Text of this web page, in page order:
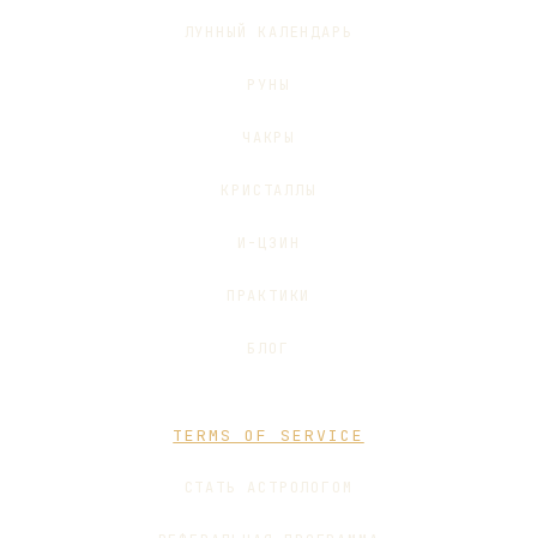
ЛУННЫЙ КАЛЕНДАРЬ
РУНЫ
ЧАКРЫ
КРИСТАЛЛЫ
И-ЦЗИН
ПРАКТИКИ
БЛОГ
TERMS OF SERVICE
СТАТЬ АСТРОЛОГОМ